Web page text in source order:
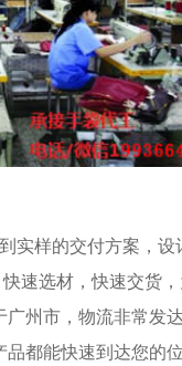
实样的交付方案，设
速选材，快速交货
广州市，物流非常发
品都能快速到达您的